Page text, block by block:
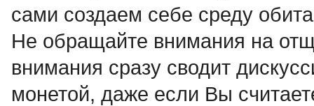
сами создаем себе среду
Не обращайте внимания на
внимания сразу сводит
монетой, даже если Вы